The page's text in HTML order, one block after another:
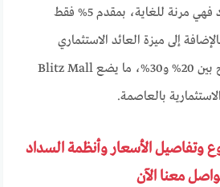
التجارية. أما أنظمة السداد فهي مرنة للغاية، بمقدم 5% فقط
بالإضافة إلى ميزة العائد الاستثماري
السنوي الثابت الذي يتراوح بين 20% و30%، ما يضع Blitz Mall
بالعاصمة.
وتفاصيل الأسعار وأنظمة السداد
معنا الآن